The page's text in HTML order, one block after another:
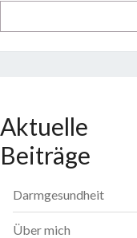
Aktuelle
Beiträge
Darmgesundheit
Über mich